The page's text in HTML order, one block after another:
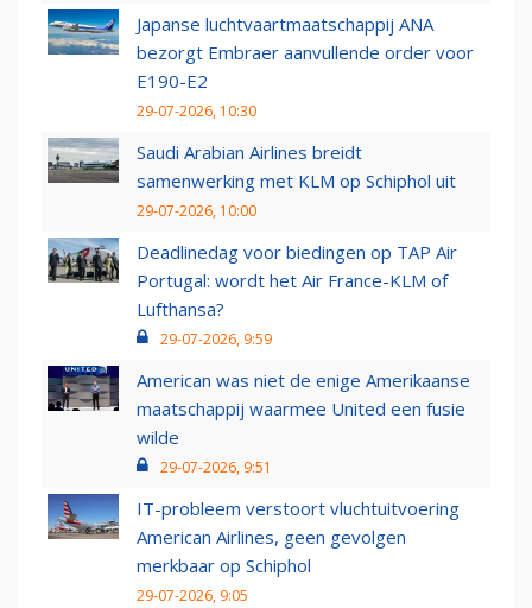
Japanse luchtvaartmaatschappij ANA
bezorgt Embraer aanvullende order voor
E190-E2
29-07-2026, 10:30
Saudi Arabian Airlines breidt
samenwerking met KLM op Schiphol uit
29-07-2026, 10:00
Deadlinedag voor biedingen op TAP Air
Portugal: wordt het Air France-KLM of
Lufthansa?
29-07-2026, 9:59
American was niet de enige Amerikaanse
maatschappij waarmee United een fusie
wilde
29-07-2026, 9:51
IT-probleem verstoort vluchtuitvoering
American Airlines, geen gevolgen
merkbaar op Schiphol
29-07-2026, 9:05